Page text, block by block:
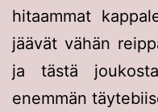
hitaammat
jäävät vähän
ja tästä
enemmän